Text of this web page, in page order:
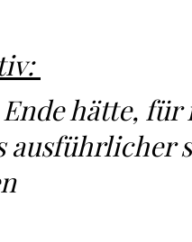
Ende hätte, für
ausführlicher